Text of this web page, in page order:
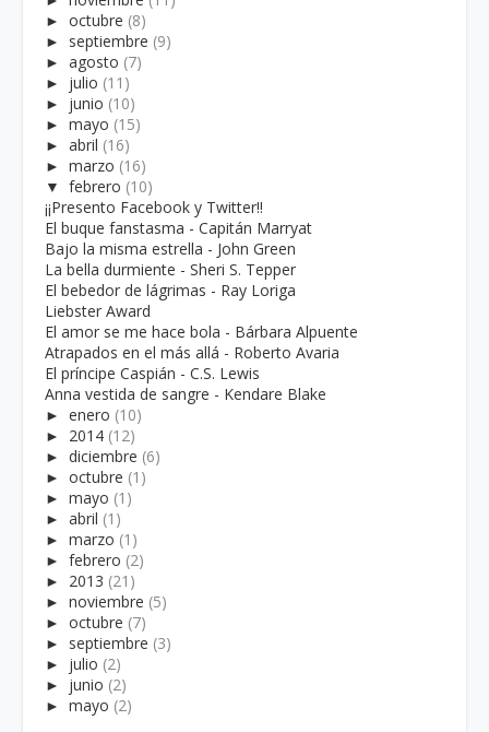
► octubre (8)
► septiembre (9)
► agosto (7)
► julio (11)
► junio (10)
► mayo (15)
► abril (16)
► marzo (16)
▼ febrero (10)
¡¡Presento Facebook y Twitter!!
El buque fanstasma - Capitán Marryat
Bajo la misma estrella - John Green
La bella durmiente - Sheri S. Tepper
El bebedor de lágrimas - Ray Loriga
Liebster Award
El amor se me hace bola - Bárbara Alpuente
Atrapados en el más allá - Roberto Avaria
El príncipe Caspián - C.S. Lewis
Anna vestida de sangre - Kendare Blake
► enero (10)
► 2014 (12)
► diciembre (6)
► octubre (1)
► mayo (1)
► abril (1)
► marzo (1)
► febrero (2)
► 2013 (21)
► noviembre (5)
► octubre (7)
► septiembre (3)
► julio (2)
► junio (2)
► mayo (2)